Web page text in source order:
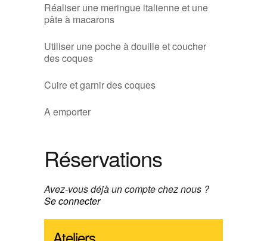
Réaliser une meringue italienne et une
pâte à macarons
Utiliser une poche à douille et coucher
des coques
Cuire et garnir des coques
A emporter
Réservations
Avez-vous déjà un compte chez nous ?
Se connecter